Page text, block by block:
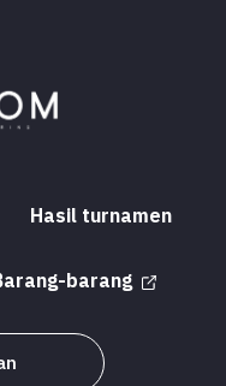
Hasil turnamen
barang